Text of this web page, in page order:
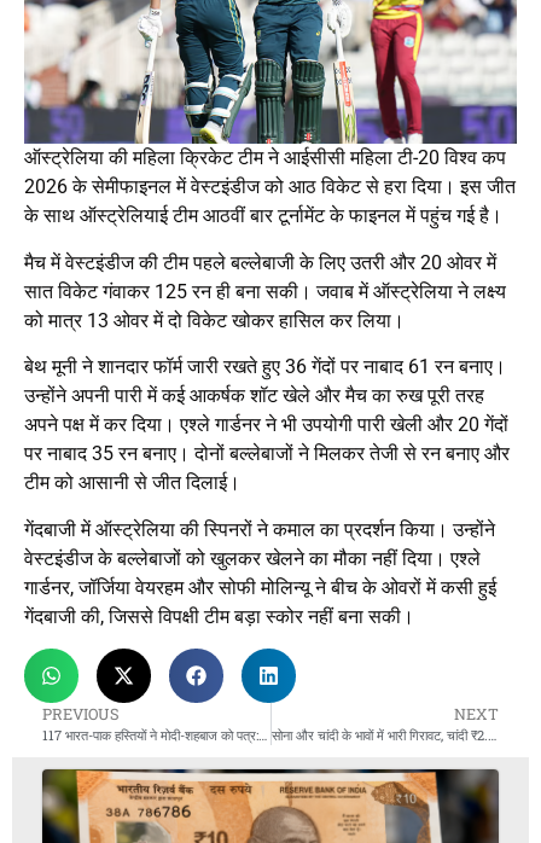
ऑस्ट्रेलिया की महिला क्रिकेट टीम ने आईसीसी महिला टी-20 विश्व कप
2026 के सेमीफाइनल में वेस्टइंडीज को आठ विकेट से हरा दिया। इस जीत
के साथ ऑस्ट्रेलियाई टीम आठवीं बार टूर्नामेंट के फाइनल में पहुंच गई है।
मैच में वेस्टइंडीज की टीम पहले बल्लेबाजी के लिए उतरी और 20 ओवर में
सात विकेट गंवाकर 125 रन ही बना सकी। जवाब में ऑस्ट्रेलिया ने लक्ष्य
को मात्र 13 ओवर में दो विकेट खोकर हासिल कर लिया।
बेथ मूनी ने शानदार फॉर्म जारी रखते हुए 36 गेंदों पर नाबाद 61 रन बनाए।
उन्होंने अपनी पारी में कई आकर्षक शॉट खेले और मैच का रुख पूरी तरह
अपने पक्ष में कर दिया। एश्ले गार्डनर ने भी उपयोगी पारी खेली और 20 गेंदों
पर नाबाद 35 रन बनाए। दोनों बल्लेबाजों ने मिलकर तेजी से रन बनाए और
टीम को आसानी से जीत दिलाई।
गेंदबाजी में ऑस्ट्रेलिया की स्पिनरों ने कमाल का प्रदर्शन किया। उन्होंने
वेस्टइंडीज के बल्लेबाजों को खुलकर खेलने का मौका नहीं दिया। एश्ले
गार्डनर, जॉर्जिया वेयरहम और सोफी मोलिन्यू ने बीच के ओवरों में कसी हुई
गेंदबाजी की, जिससे विपक्षी टीम बड़ा स्कोर नहीं बना सकी।
PREVIOUS
117 भारत-पाक हस्तियों ने मोदी-शहबाज को पत्र: दुश्मनी खत्म कर बातचीत शुरू करें
NEXT
सोना और चांदी के भावों में भारी गिरावट, चांदी ₹2.21 लाख प्रति किलो पर